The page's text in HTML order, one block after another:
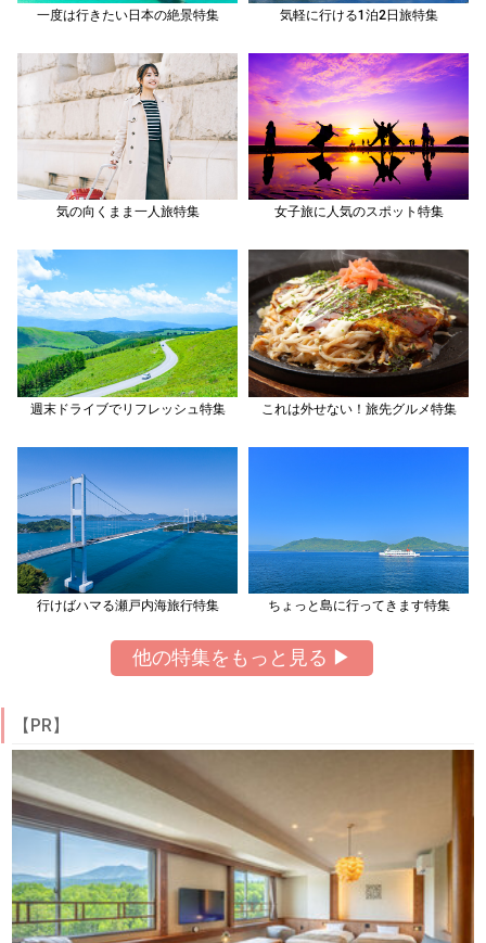
一度は行きたい日本の絶景特集 気軽に行ける1泊2日旅特集
気の向くまま一人旅特集 女子旅に人気のスポット特集
週末ドライブでリフレッシュ特集 これは外せない！旅先グルメ特集
行けばハマる瀬戸内海旅行特集 ちょっと島に行ってきます特集
他の特集をもっと見る ▶
【PR】